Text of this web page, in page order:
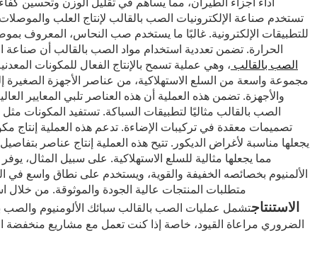
تستخدم صناعة الإلكترونيات الصب بالقالب لإنتاج العلب
للتطبيقات الإلكترونية. غالبًا ما يستخدم صب النحاس، المعروف
الحرارة. تضمن تعددية استخدام مواد الصب بالقالب أن صناعة
الصب بالقالب ، وهي عملية تسمح بالإنتاج الفعال للمكونات
مجموعة واسعة من السلع الاستهلاكية، من عناصر الأجهزة الصغيرة
والأجهزة. تضمن هذه العملية أن هذه العناصر تلبي المعايير
الصب بالقالب مثاليًا لتطبيقات السباكة. تستفيد المكونات
تصميمات معقدة في تركيبات الإضاءة. تدعم هذه العملية إنتاج
يجعلها مناسبة لأغراض الديكور. تتيح هذه العملية إنتاج عناصر
مما يجعلها مثالية للسلع الاستهلاكية. على سبيل المثال،
الألمنيوم بخصائصه الخفيفة والقوية، ويستخدم على نطاق واسع في
متطلبات المنتجات عالية الجودة والموثوقة. من خلال
الاستنتاجتشمل عمليات الصب بالقالب سبائك الألومنيوم والصب
الضروري مراعاة القيود، خاصة إذا كنت تعمل مع مشاريع منخفضة